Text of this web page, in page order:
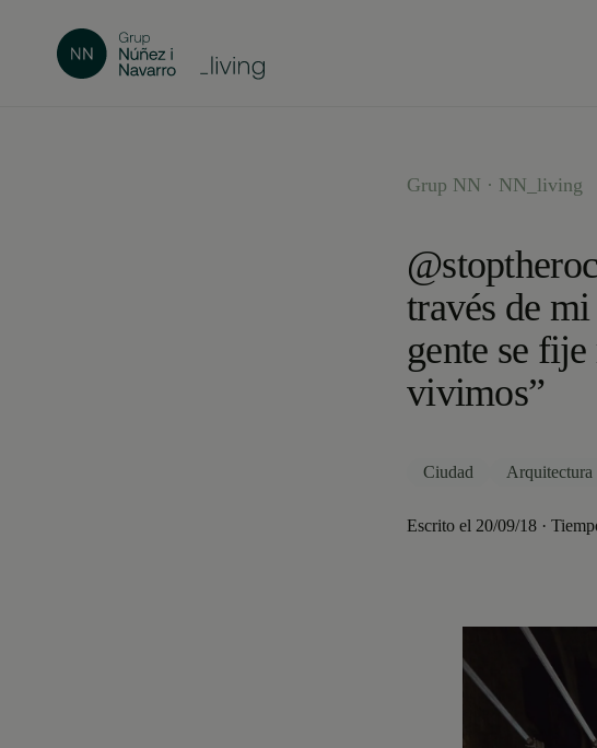
Grup NN · NN_living
través de
gente se
vivimos”
Ciudad Arquitectura
Escrito el 20/09/18 ·